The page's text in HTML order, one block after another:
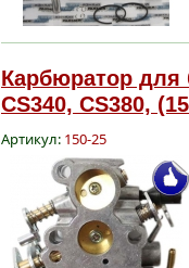
Карбюратор для
CS340, CS380,
Артикул: 150-25